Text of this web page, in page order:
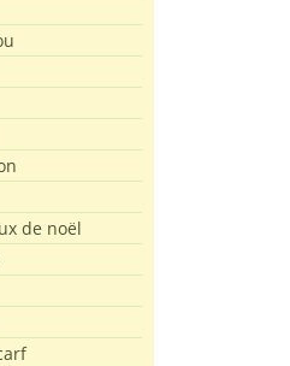
de noël